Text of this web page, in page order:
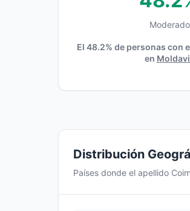
Moderado
El 48.2% de personas con
en
Distribución
Países donde el apellido